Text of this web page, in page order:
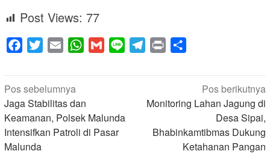
Post Views: 77
Facebook
Twitter Email WhatsApp
Gmail Line Telegram
Print
Navigasi
pos
Pos sebelumnya
Jaga Stabilitas dan
Keamanan, Polsek Malunda
Intensifkan Patroli di Pasar
Malunda
Pos berikutnya
Monitoring Lahan Jagung di
Desa Sipai,
Bhabinkamtibmas Dukung
Ketahanan Pangan